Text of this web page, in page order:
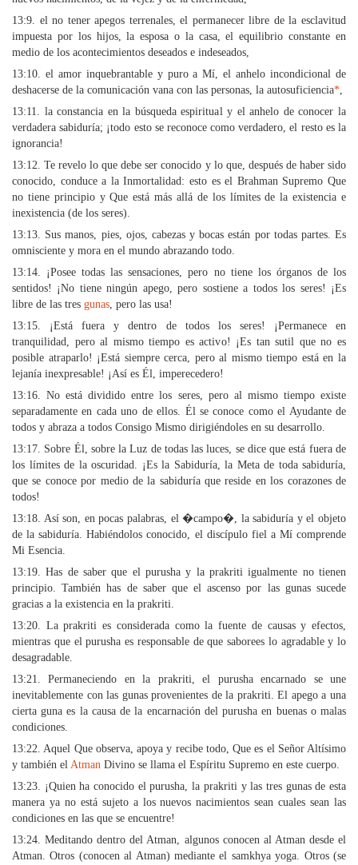
13:9. el no tener apegos terrenales, el permanecer libre de la esclavitud
impuesta por los hijos, la esposa o la casa, el equilibrio constante en
medio de los acontecimientos deseados e indeseados,
13:10. el amor inquebrantable y puro a Mí, el anhelo incondicional de
deshacerse de la comunicación vana con las personas, la autosuficiencia*,
13:11. la constancia en la búsqueda espiritual y el anhelo de conocer la
verdadera sabiduría; ¡todo esto se reconoce como verdadero, el resto es la
ignorancia!
13:12. Te revelo lo que debe ser conocido y lo que, después de haber sido
conocido, conduce a la Inmortalidad: esto es el Brahman Supremo Que
no tiene principio y Que está más allá de los límites de la existencia e
inexistencia (de los seres).
13:13. Sus manos, pies, ojos, cabezas y bocas están por todas partes. Es
omnisciente y mora en el mundo abrazando todo.
13:14. ¡Posee todas las sensaciones, pero no tiene los órganos de los
sentidos! ¡No tiene ningún apego, pero sostiene a todos los seres! ¡Es
libre de las tres gunas, pero las usa!
13:15. ¡Está fuera y dentro de todos los seres! ¡Permanece en
tranquilidad, pero al mismo tiempo es activo! ¡Es tan sutil que no es
posible atraparlo! ¡Está siempre cerca, pero al mismo tiempo está en la
lejanía inexpresable! ¡Así es Él, imperecedero!
13:16. No está dividido entre los seres, pero al mismo tiempo existe
separadamente en cada uno de ellos. Él se conoce como el Ayudante de
todos y abraza a todos Consigo Mismo dirigiéndoles en su desarrollo.
13:17. Sobre Él, sobre la Luz de todas las luces, se dice que está fuera de
los límites de la oscuridad. ¡Es la Sabiduría, la Meta de toda sabiduría,
que se conoce por medio de la sabiduría que reside en los corazones de
todos!
13:18. Así son, en pocas palabras, el �campo�, la sabiduría y el objeto
de la sabiduría. Habiéndolos conocido, el discípulo fiel a Mí comprende
Mi Esencia.
13:19. Has de saber que el purusha y la prakriti igualmente no tienen
principio. También has de saber que el ascenso por las gunas sucede
gracias a la existencia en la prakriti.
13:20. La prakriti es considerada como la fuente de causas y efectos,
mientras que el purusha es responsable de que saborees lo agradable y lo
desagradable.
13:21. Permaneciendo en la prakriti, el purusha encarnado se une
inevitablemente con las gunas provenientes de la prakriti. El apego a una
cierta guna es la causa de la encarnación del purusha en buenas o malas
condiciones.
13:22. Aquel Que observa, apoya y recibe todo, Que es el Señor Altísimo
y también el Atman Divino se llama el Espíritu Supremo en este cuerpo.
13:23. ¡Quien ha conocido el purusha, la prakriti y las tres gunas de esta
manera ya no está sujeto a los nuevos nacimientos sean cuales sean las
condiciones en las que se encuentre!
13:24. Meditando dentro del Atman, algunos conocen al Atman desde el
Atman. Otros (conocen al Atman) mediante el samkhya yoga. Otros (se